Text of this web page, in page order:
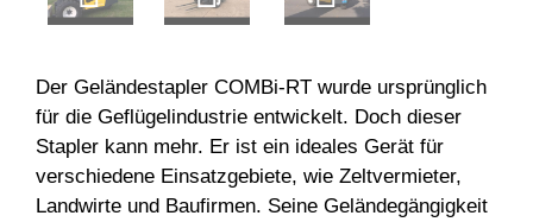
Der Geländestapler COMBi-RT wurde ursprünglich
für die Geflügelindustrie entwickelt. Doch dieser
Stapler kann mehr. Er ist ein ideales Gerät für
verschiedene Einsatzgebiete, wie Zeltvermieter,
Landwirte und Baufirmen. Seine Geländegängigkeit